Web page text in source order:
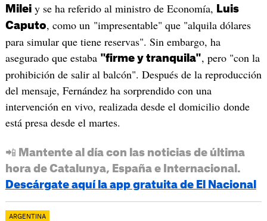
Mileiy se ha referido al ministro de Economía, Luis
Caputo, como un "impresentable" que "alquila dólares
para simular que tiene reservas". Sin embargo, ha
asegurado que estaba "firme y tranquila", pero "con la
prohibición de salir al balcón". Después de la reproducción
del mensaje, Fernández ha sorprendido con una
intervención en vivo, realizada desde el domicilio donde
está presa desde el martes.
📲 Mantente al día con las noticias de última
hora de Catalunya, España e Internacional.
Descárgate aquí la app gratuita de El Nacional
ARGENTINA